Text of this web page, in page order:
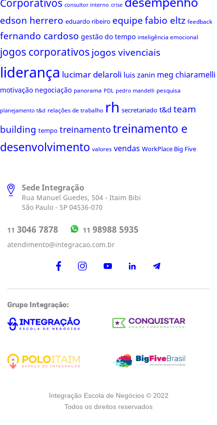
Corporativos consultor interno crise
edson herrero eduardo ribeiro equipefabio eltz feedback
fernando cardoso gestão do tempo inteligência emocional
jogos corporativos jogos vivenciais
liderança lucimar delaroli luis zanin meg chiaramelli
motivação negociação panorama PDL pedro mandelli pesquisa
planejamento t&d relações de trabalho rh secretariado t&d team
building tempo treinamentotreinamento e
desenvolvimento valores vendas WorkPlace Big Five
Sede Integração
Rua Manuel Guedes, 504 - Itaim Bibi
São Paulo - SP 04536-070
11 3046 7878 11 98988 5935
atendimento@integracao.com.br
Grupo Integração:
Integração Escola de Negócios © 2022
Todos os direitos reservados